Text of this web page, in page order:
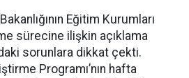
Eğitim Kurumları
sürecine ilişkin açıklama
sorunlara dikkat çekti.
Programı’nın hafta